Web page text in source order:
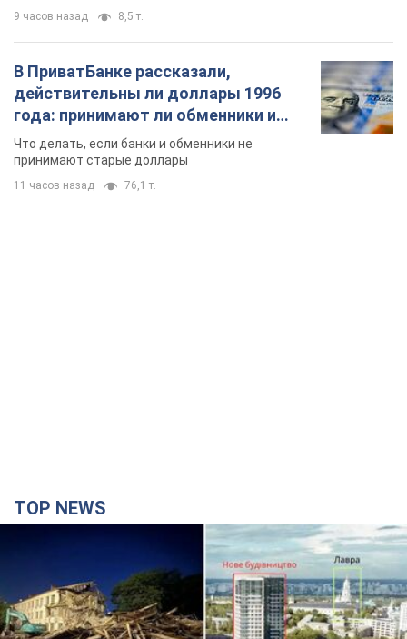
9 часов назад 8,5 т.
В ПриватБанке рассказали,
действительны ли доллары 1996
года: принимают ли обменники и
банки такие купюры
Что делать, если банки и обменники не
принимают старые доллары
11 часов назад 76,1 т.
TOP NEWS